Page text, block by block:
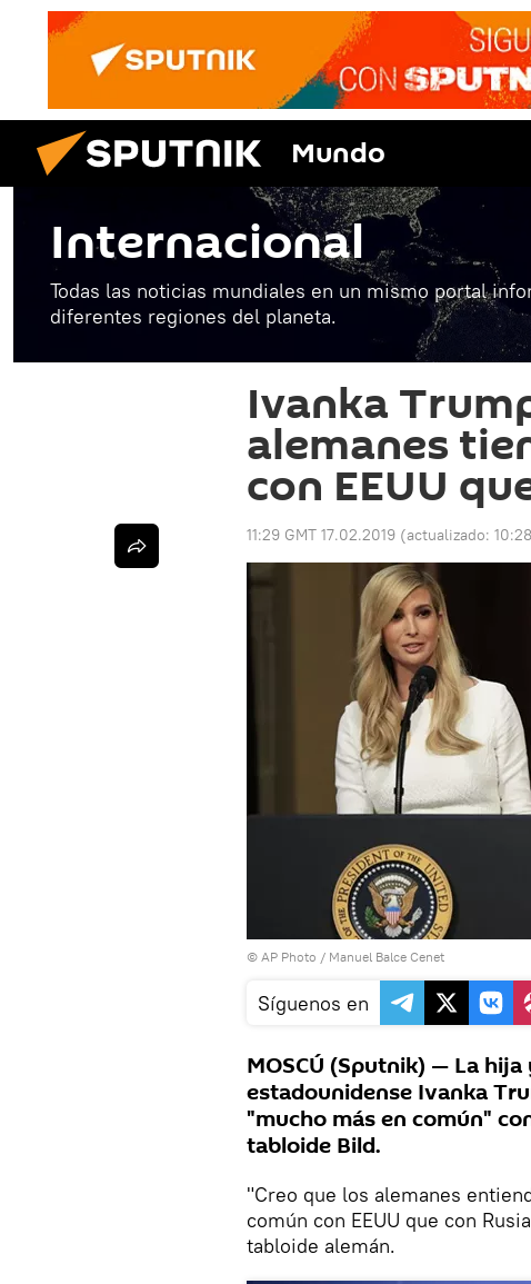
Mundo
Internacional
Todas las noticias mundiales en un mismo portal
diferentes regiones del planeta.
Ivanka
alemanes
con EEUU
11:29 GMT 17.02.2019 (actualizado:
© AP Photo / Manuel Balce Cenet
Síguenos en
MOSCÚ (Sputnik) — La
estadounidense Ivanka
"mucho más en común"
tabloide Bild.
"Creo que los alemanes
común con EEUU que con
tabloide alemán.